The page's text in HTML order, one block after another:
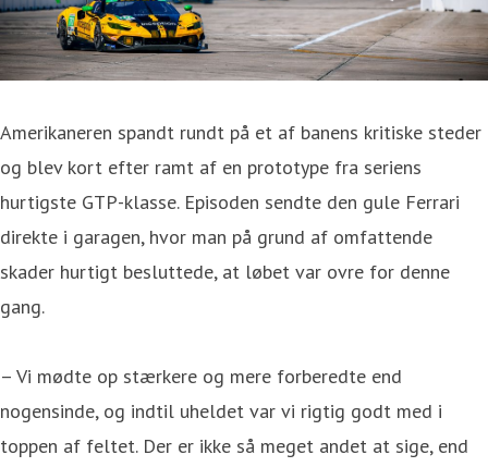
Amerikaneren spandt rundt på et af banens kritiske steder
og blev kort efter ramt af en prototype fra seriens
hurtigste GTP-klasse. Episoden sendte den gule Ferrari
direkte i garagen, hvor man på grund af omfattende
skader hurtigt besluttede, at løbet var ovre for denne
gang.
– Vi mødte op stærkere og mere forberedte end
nogensinde, og indtil uheldet var vi rigtig godt med i
toppen af feltet. Der er ikke så meget andet at sige, end